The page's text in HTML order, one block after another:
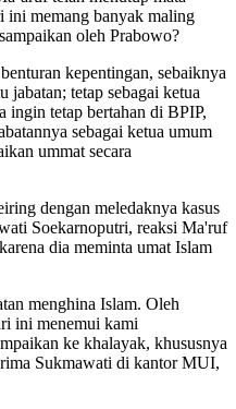
ini memang banyak maling
oleh Prabowo?
kepentingan, sebaiknya
tetap sebagai ketua
tetap bertahan di BPIP,
sebagai ketua umum
ummat secara
dengan meledaknya kasus
Soekarnoputri, reaksi Ma'ruf
dia meminta umat Islam
menghina Islam. Oleh
ini menemui kami
ke khalayak, khususnya
Sukmawati di kantor MUI,